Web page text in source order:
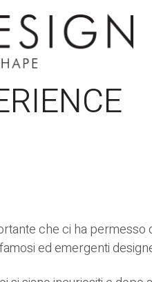
che ci ha
ed emergenti